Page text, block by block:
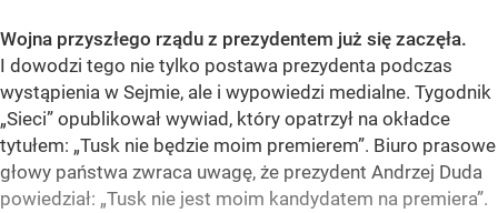
Wojna przyszłego rządu z prezydentem już się zaczęła.
I dowodzi tego nie tylko postawa prezydenta podczas
wystąpienia w Sejmie, ale i wypowiedzi medialne. Tygodnik
„Sieci” opublikował wywiad, który opatrzył na okładce
tytułem: „Tusk nie będzie moim premierem”. Biuro prasowe
głowy państwa zwraca uwagę, że prezydent Andrzej Duda
powiedział: „Tusk nie jest moim kandydatem na premiera”.